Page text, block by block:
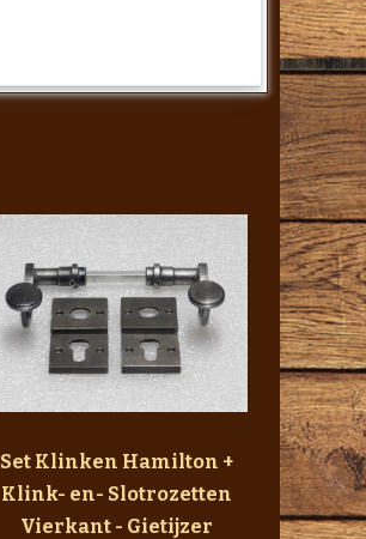
Set Klinken Hamilton +
Klink- en- Slotrozetten
Vierkant - Gietijzer